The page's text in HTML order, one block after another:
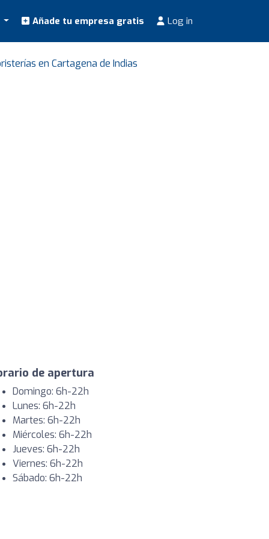
Añade tu empresa gratis Log in
en Cartagena de Indias
de apertura
Domingo: 6h-22h
Lunes: 6h-22h
Martes: 6h-22h
Miércoles: 6h-22h
Jueves: 6h-22h
Viernes: 6h-22h
Sábado: 6h-22h